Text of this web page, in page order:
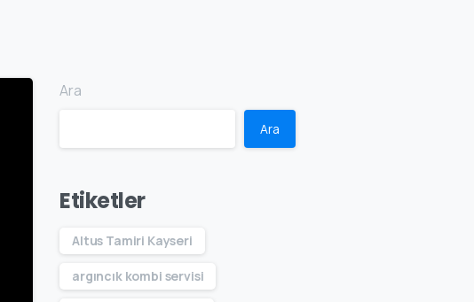
Ara
Ara
Etiketler
Altus Tamiri Kayseri
argıncık kombi servisi